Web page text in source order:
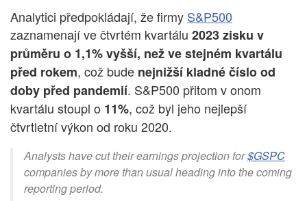
Analytici předpokládají, že firmy S&P500
zaznamenají ve čtvrtém kvartálu 2023 zisku v
průměru o 1,1% vyšší, než ve stejném kvartálu
před rokem, což bude nejnižší kladné číslo od
doby před pandemií. S&P500 přitom v onom
kvartálu stoupl o 11%, což byl jeho nejlepší
čtvrtletní výkon od roku 2020.
Analysts have cut their earnings projection for$GSPC
companies by more than usual heading into the coming
reporting period.